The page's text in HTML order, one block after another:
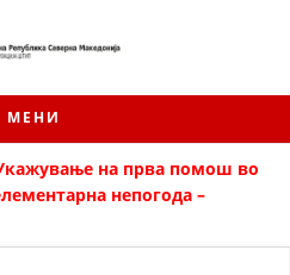
МЕНИ
на прва помош во
непогода –